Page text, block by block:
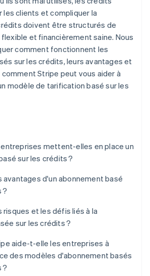
clients et compliquer la
doivent être structurés de
et financièrement saine. Nous
comment fonctionnent les
sur les crédits, leurs avantages et
Stripe peut vous aider à
modèle de tarification basé sur les
mettent-elles en place un
sur les crédits ?
avantages d'un abonnement basé
?
risques et les défis liés à la
sur les crédits ?
aide-t-elle les entreprises à
des modèles d'abonnement basés
?